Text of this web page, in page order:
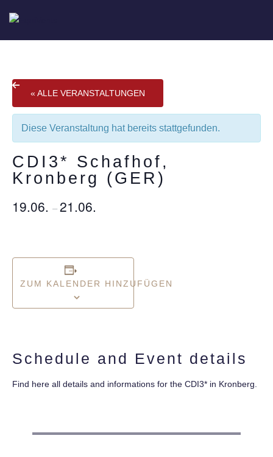
« ALLE VERANSTALTUNGEN
Diese Veranstaltung hat bereits stattgefunden.
CDI3* Schafhof,
Kronberg (GER)
19.06. –21.06.
ZUM KALENDER HINZUFÜGEN
Schedule and Event details
Find here all details and informations for the CDI3* in Kronberg.